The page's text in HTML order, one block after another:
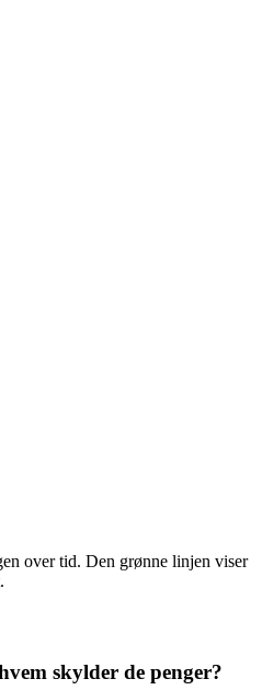
over tid. Den grønne linjen viser
skylder de penger?